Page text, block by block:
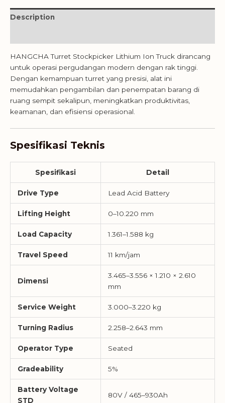
Description
HANGCHA Turret Stockpicker Lithium Ion Truck dirancang
untuk operasi pergudangan modern dengan rak tinggi.
Dengan kemampuan turret yang presisi, alat ini
memudahkan pengambilan dan penempatan barang di
ruang sempit sekalipun, meningkatkan produktivitas,
keamanan, dan efisiensi operasional.
Spesifikasi Teknis
Spesifikasi Detail
Drive Type Lead Acid Battery
Lifting Height 0–10.220 mm
Load Capacity 1.361–1.588 kg
Travel Speed 11 km/jam
Dimensi
3.465–3.556 × 1.210 × 2.610
mm
Service Weight 3.000–3.220 kg
Turning Radius 2.258–2.643 mm
Operator Type Seated
Gradeability 5%
Battery Voltage
STD
80V / 465–930Ah